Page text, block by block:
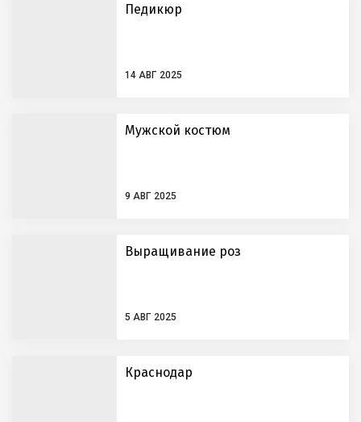
Педикюр
14 АВГ 2025
Мужской костюм
9 АВГ 2025
Выращивание роз
5 АВГ 2025
Краснодар